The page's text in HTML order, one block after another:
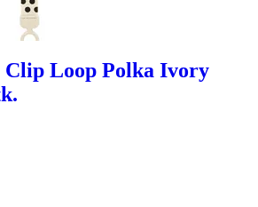
Clip Loop Polka Ivory